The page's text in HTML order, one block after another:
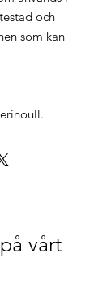
och
som kan
vårt